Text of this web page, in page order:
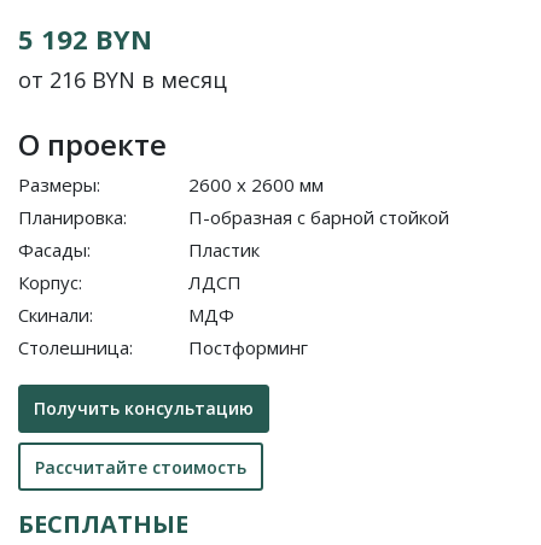
5 192 BYN
от 216 BYN в месяц
О проекте
Размеры:
Планировка:
Фасады:
Корпус:
Скинали:
Столешница:
2600 x 2600 мм
П-образная с барной стойкой
Пластик
ЛДСП
МДФ
Постформинг
Получить консультацию
Рассчитайте стоимость
БЕСПЛАТНЫЕ